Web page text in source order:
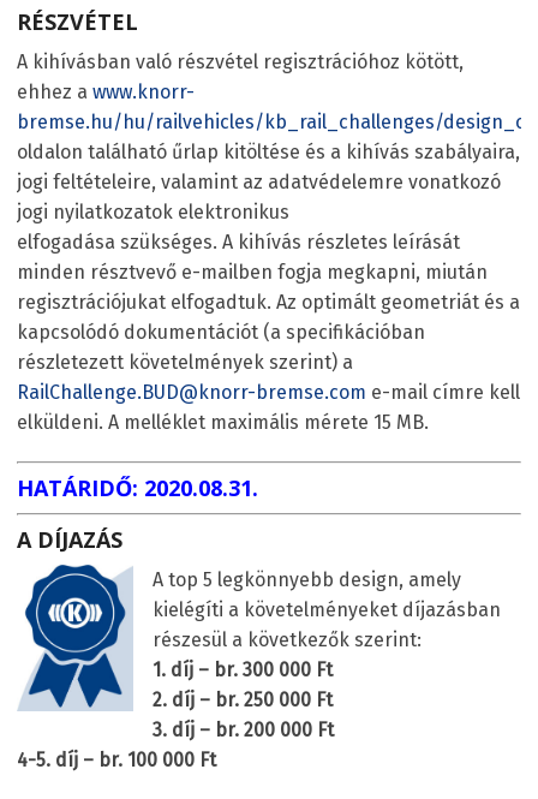
RÉSZVÉTEL
A kihívásban való részvétel regisztrációhoz kötött,
ehhez a www.knorr-
bremse.hu/hu/railvehicles/kb_rail_challenges/
oldalon található űrlap kitöltése és a kihívás szabályaira,
jogi feltételeire, valamint az adatvédelemre vonatkozó
jogi nyilatkozatok elektronikus
elfogadása szükséges. A kihívás részletes leírását
minden résztvevő e-mailben fogja megkapni, miután
regisztrációjukat elfogadtuk. Az optimált geometriát és a
kapcsolódó dokumentációt (a specifikációban
részletezett követelmények szerint) a
RailChallenge.BUD@knorr-bremse.com e-mail címre kell
elküldeni. A melléklet maximális mérete 15 MB.
HATÁRIDŐ: 2020.08.31.
A DÍJAZÁS
A top 5 legkönnyebb design, amely
kielégíti a követelményeket díjazásban
részesül a következők szerint:
1. díj – br. 300 000 Ft
2. díj – br. 250 000 Ft
3. díj – br. 200 000 Ft
4-5. díj – br. 100 000 Ft